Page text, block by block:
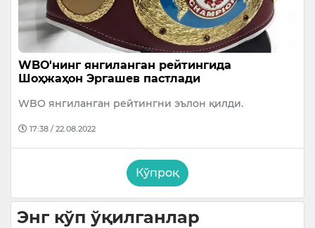
WBО'нинг янгиланган рейтингида
Шоҳжаҳон Эргашев пастлади
WBО янгиланган рейтингни эълон қилди.
17:38 / 22.08.2022
Кўпроқ
Энг кўп ўқилганлар